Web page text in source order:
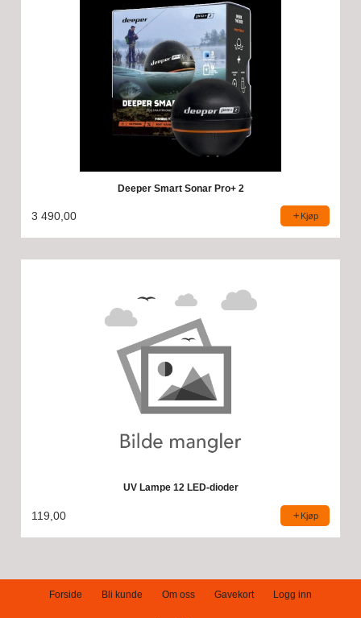
Deeper Smart Sonar Pro+ 2
3 490,00 Kjøp
UV Lampe 12 LED-dioder
119,00 Kjøp
Forside Bli kunde Om oss Gavekort Logg inn